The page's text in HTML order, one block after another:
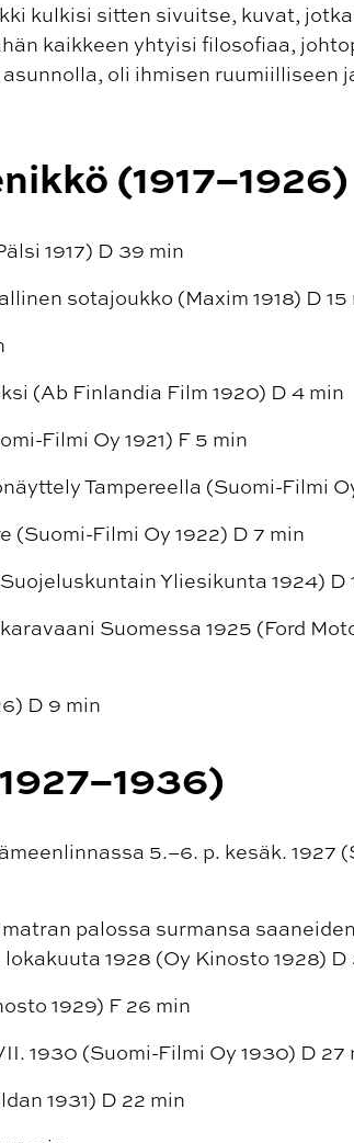
kulkisi sitten sivuitse, kuvat,
kaikkeen yhtyisi filosofiaa,
oli ihmisen ruumiilliseen
(1917–1926)
1917) D 39 min
sotajoukko (Maxim 1918) D 15
(Ab Finlandia Film 1920) D 4 min
Filmi Oy 1921) F 5 min
Tampereella (Suomi-Filmi
(Suomi-Filmi Oy 1922) D 7 min
Yliesikunta 1924) D
Suomessa 1925 (Ford
D 9 min
5.–6. p. kesäk. 1927
palossa surmansa
1928 (Oy Kinosto 1928) D
1929) F 26 min
1930 (Suomi-Filmi Oy 1930) D 27
1931) D 22 min